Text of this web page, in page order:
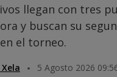
llegan con tres
y buscan su
el torneo.
5 Agosto 2026